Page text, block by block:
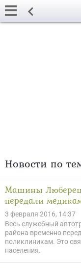
Новости по
Машины
передали
3 февраля 2016, 14:37
Весь служебный
района временно
поликлиникам. Это
населения.